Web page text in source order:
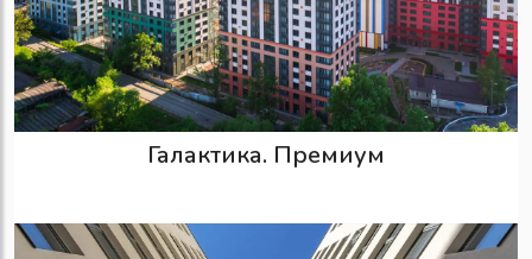
Галактика. Премиум